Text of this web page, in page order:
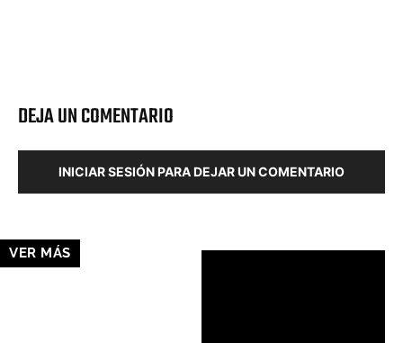
DEJA UN COMENTARIO
INICIAR SESIÓN PARA DEJAR UN COMENTARIO
VER MÁS